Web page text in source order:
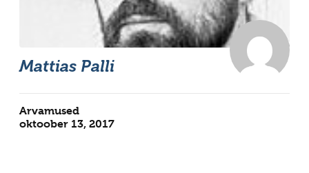
Mattias Palli
Arvamused
oktoober 13, 2017